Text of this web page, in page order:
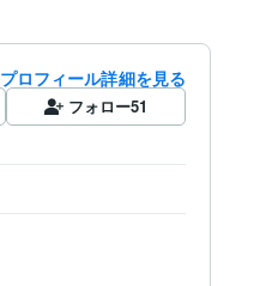
プロフィール詳細を見る
フォロー51